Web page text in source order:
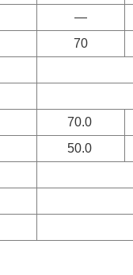
—
70
70.0
50.0